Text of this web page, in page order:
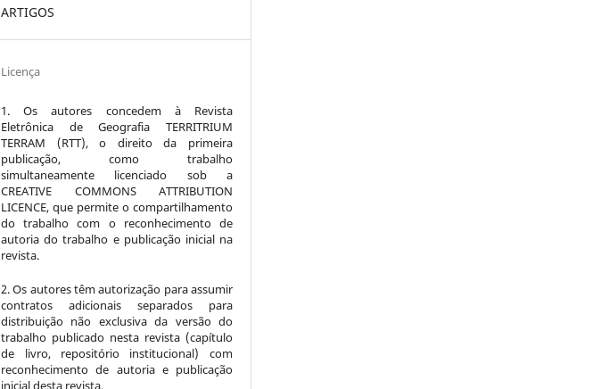
ARTIGOS
Licença
1. Os autores concedem à Revista
Eletrônica de Geografia TERRITRIUM
TERRAM (RTT), o direito da primeira
publicação, como trabalho
simultaneamente licenciado sob a
CREATIVE COMMONS ATTRIBUTION
LICENCE, que permite o compartilhamento
do trabalho com o reconhecimento de
autoria do trabalho e publicação inicial na
revista.
2. Os autores têm autorização para assumir
contratos adicionais separados para
distribuição não exclusiva da versão do
trabalho publicado nesta revista (capítulo
de livro, repositório institucional) com
reconhecimento de autoria e publicação
inicial desta revista.